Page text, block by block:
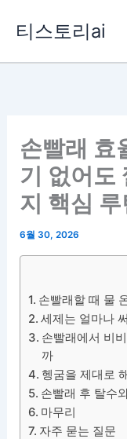
티스토리ai
손빨래 효
기 없어도
지 핵심 루
6월 30, 2026
손빨래할 때 물
세제는 얼마나
손빨래에서 비
까
헹굼을 제대로
손빨래 후 탈수
마무리
자주 묻는 질문